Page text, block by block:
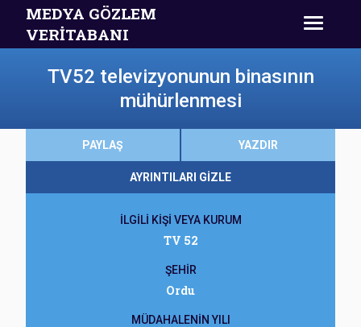
MEDYA GÖZLEM
VERİTABANI
TV52 televizyonunun binasının
mühürlenmesi
PAYLAŞ YAZDIR
AYRINTILARI GİZLE
İLGİLİ KİŞİ VEYA KURUM
TV 52
ŞEHİR
Ordu
MÜDAHALENİN YILI